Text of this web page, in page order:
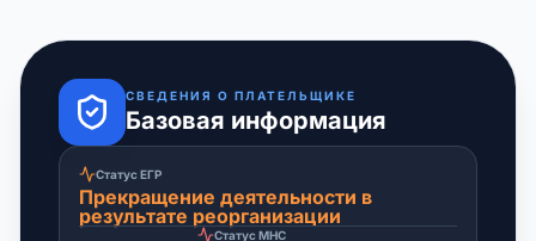
СВЕДЕНИЯ О ПЛАТЕЛЬЩИКЕ
Базовая информация
Статус ЕГР
Прекращение деятельности в
результате реорганизации
Статус МНС